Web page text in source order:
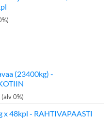
(23400kg) -
(alv 0%)
x 48kpl - RAHTIVAPAASTI